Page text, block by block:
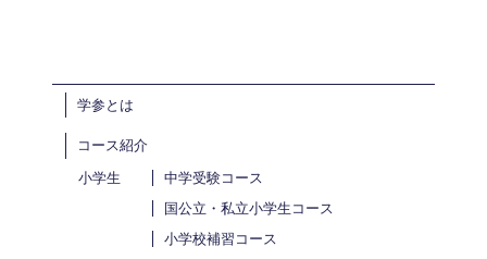
学参とは
コース紹介
小学生
中学受験コース
国公立・私立小学生コース
小学校補習コース